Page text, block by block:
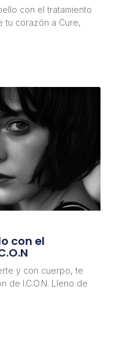
con el tratamiento
tu corazón a Cure,
con el
y con cuerpo, te
de I.C.O.N. Lleno de